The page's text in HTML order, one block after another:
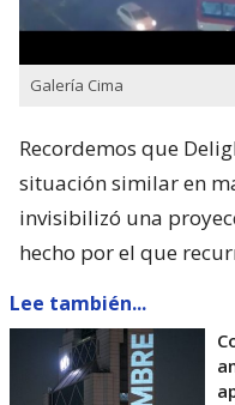
Galería Cima
Recordemos que
situación similar en
invisibilizó una
hecho por el que
Lee también...